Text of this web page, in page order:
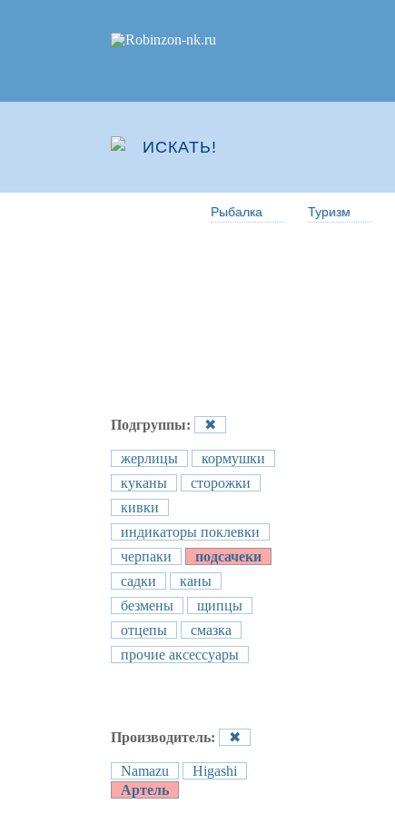
Рыбалка Туризм
Подгруппы: ✖
жерлицы
кормушки
куканы
сторожки
кивки
индикаторы поклевки
черпаки
подсачеки
садки
каны
безмены
щипцы
отцепы
смазка
прочие аксессуары
Производитель: ✖
Namazu
Higashi
Артель